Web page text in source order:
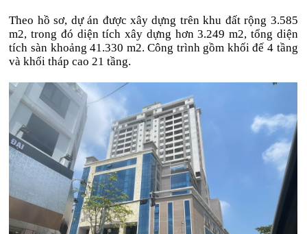
Theo hồ sơ, dự án được xây dựng trên khu đất rộng 3.585
m2, trong đó diện tích xây dựng hơn 3.249 m2, tổng diện
tích sàn khoảng 41.330 m2. Công trình gồm khối đế 4 tầng
và khối tháp cao 21 tầng.